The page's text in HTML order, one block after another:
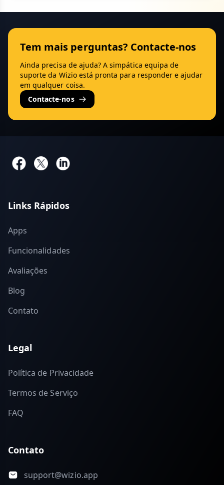
Tem mais perguntas? Contacte-nos
Ainda precisa de ajuda? A simpática equipa de
suporte da Wizio está pronta para responder e ajudar
em qualquer coisa.
Contacte-nos
Links Rápidos
Apps
Funcionalidades
Avaliações
Blog
Contato
Legal
Política de Privacidade
Termos de Serviço
FAQ
Contato
support@wizio.app